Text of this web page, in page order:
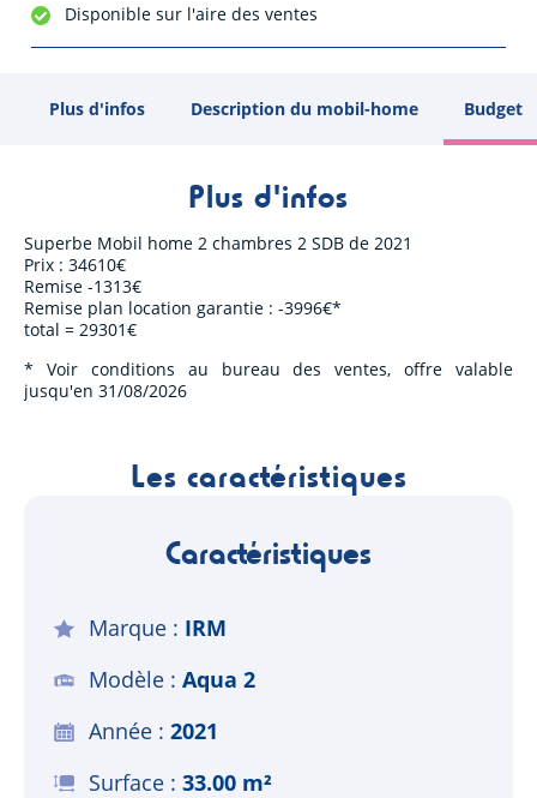
Disponible sur l'aire des ventes
Plus d'infos Description du mobil-home Budget
Plus d'infos
Superbe Mobil home 2 chambres 2 SDB de 2021
Prix : 34610€
Remise -1313€
Remise plan location garantie : -3996€*
total = 29301€
* Voir conditions au bureau des ventes, offre valable
jusqu'en 31/08/2026
Les caractéristiques
Caractéristiques
Marque
IRM
Modèle
Aqua 2
Année
2021
Surface
33.00 m²